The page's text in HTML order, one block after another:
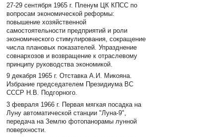
27-29 сентября 1965 г. Пленум ЦК КПСС по
вопросам экономической реформы:
повышение хозяйственной
самостоятельности предприятий и роли
экономического стимулирования, сокращение
числа плановых показателей. Упразднение
совнархозов и возвращение к отраслевому
принципу руководства экономикой.
9 декабря 1965 г. Отставка А.И. Микояна.
Избрание председателем Президиума ВС
СССР Н.В. Подгорного.
3 февраля 1966 г. Первая мягкая посадка на
Луну автоматической станции "Луна-9",
передача на Землю фотопанорамы лунной
поверхности.